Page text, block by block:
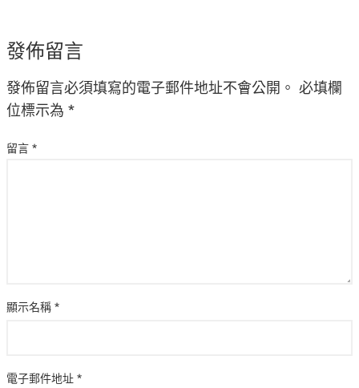
發佈留言
發佈留言必須填寫的電子郵件地址不會公開。 必填欄
位標示為 *
留言 *
顯示名稱 *
電子郵件地址 *